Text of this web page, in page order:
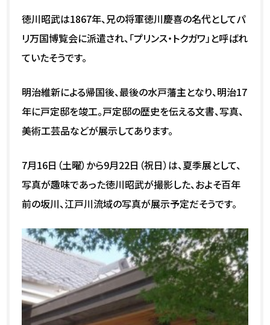
徳川昭武は1867年、兄の将軍徳川慶喜の名代としてパ
リ万国博覧会に派遣され、「プリンス・トクガワ」と呼ばれ
ていたそうです。
明治維新による帰国後、最後の水戸藩主となり、明治17
年に戸定邸を竣工。戸定邸の歴史を伝える文書、写真、
美術工芸品などが展示してあります。
7月16日（土曜）から9月22日（祝日）は、夏季展として、
写真が趣味であった徳川昭武が撮影した、およそ百年
前の坂川、江戸川流域の写真が展示予定だそうです。